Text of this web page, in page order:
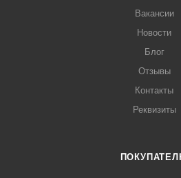
Вакансии
Новости
Блог
Отзывы
Контакты
Реквизиты